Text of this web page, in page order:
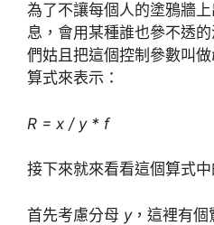
為了不讓每個人的塗鴉牆
息，會用某種誰也參不透
們姑且把這個控制參數叫做
算式來表示：
R = x / y * f
接下來就來看看這個算式中
首先考慮分母 y，這裡有個